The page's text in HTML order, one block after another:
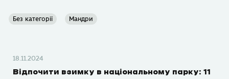
Без категорії Мандри
18.11.2024
Відпочити взимку в національному парку: 11